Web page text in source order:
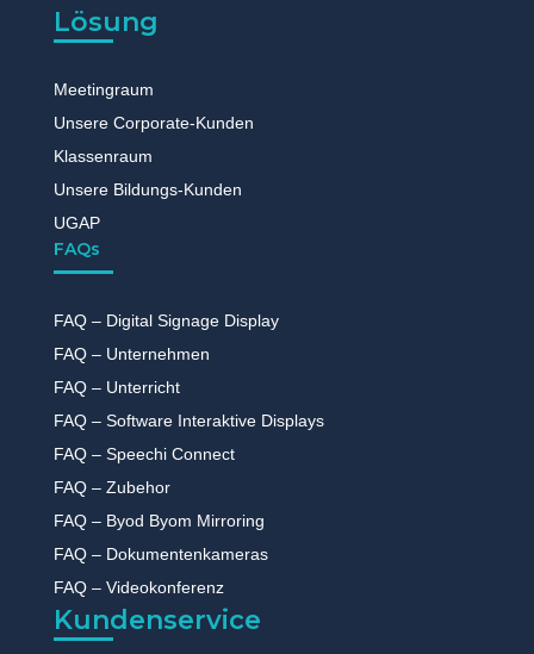
Lösung
Meetingraum
Unsere Corporate-Kunden
Klassenraum
Unsere Bildungs-Kunden
UGAP
FAQs
FAQ – Digital Signage Display
FAQ – Unternehmen
FAQ – Unterricht
FAQ – Software Interaktive Displays
FAQ – Speechi Connect
FAQ – Zubehor
FAQ – Byod Byom Mirroring
FAQ – Dokumentenkameras
FAQ – Videokonferenz
Kundenservice